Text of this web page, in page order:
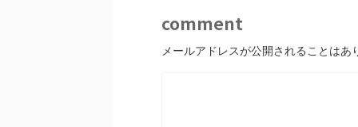
comment
メールアドレスが公開されることはあ